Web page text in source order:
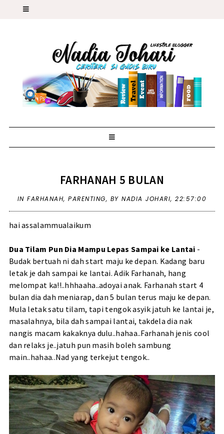
FARHANAH 5 BULAN
INFARHANAH,PARENTING, BY NADIA JOHARI,22:57:00
hai assalammualaikum
Dua Tilam Pun Dia Mampu Lepas Sampai ke Lantai -
Budak bertuah ni dah start maju ke depan. Kadang baru
letak je dah sampai ke lantai. Adik Farhanah, hang
melompat ka!!..hhhaaha..adoyai anak. Farhanah start 4
bulan dia dah meniarap, dan 5 bulan terus maju ke depan.
Mula letak satu tilam, tapi tengok asyik jatuh ke lantai je,
masalahnya, bila dah sampai lantai, takdela dia nak
nangis macam kakaknya dulu..hahaa..Farhanah jenis cool
dan relaks je..jatuh pun masih boleh sambung
main..hahaa..Nad yang terkejut tengok..